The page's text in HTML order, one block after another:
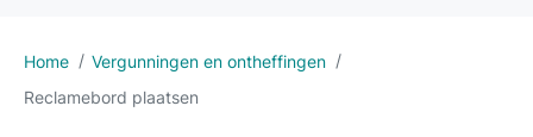
Home
Vergunningen en ontheffingen
Reclamebord plaatsen